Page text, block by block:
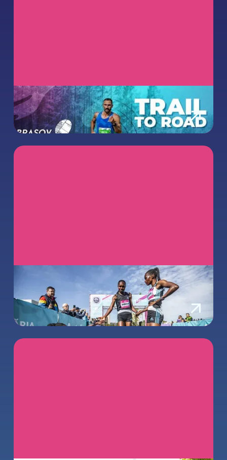
Trail to Road – Nou la #BRF5!
September 8, 2025
Totul este despre Brașov și
alergare!
February 27, 2023